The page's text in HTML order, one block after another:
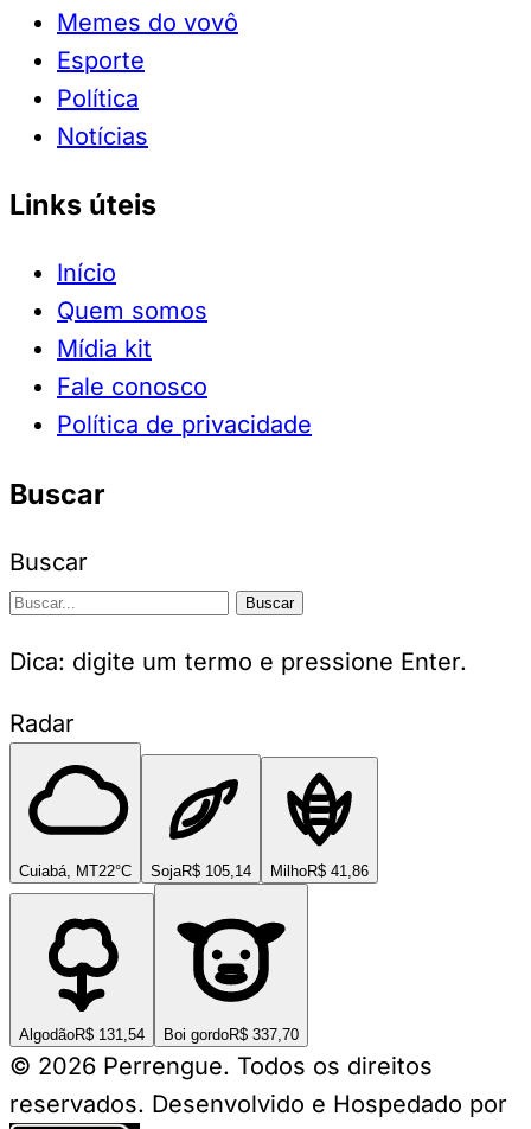
Memes do vovô
Esporte
Política
Notícias
Links úteis
Início
Quem somos
Mídia kit
Fale conosco
Política de privacidade
Buscar
Buscar
Buscar
Dica: digite um termo e pressione Enter.
Radar
Cuiabá, MT22°C SojaR$ 105,14 MilhoR$ 41,86
AlgodãoR$ 131,54 Boi gordoR$ 337,70
© 2026 Perrengue. Todos os direitos
reservados. Desenvolvido e Hospedado por